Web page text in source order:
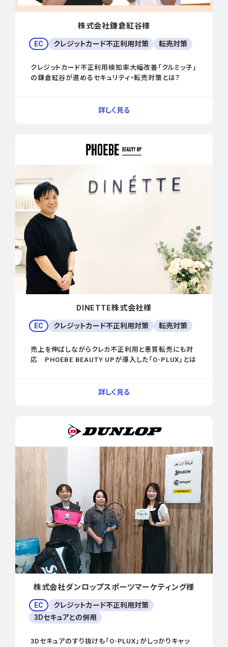
株式会社鎌倉紅谷様
EC クレジットカード不正利用対策 転売対策
クレジットカード不正利用検知率大幅改善「クルミッ子」
の鎌倉紅谷が進めるセキュリティ・転売対策とは？
DINETTE株式会社様
EC クレジットカード不正利用対策 転売対策
売上を伸ばしながらクレカ不正利用と悪質転売にも対
応 PHOEBE BEAUTY UPが導入した「O-PLUX」とは
株式会社ダンロップスポーツマーケティング様
EC
クレジットカード不正利用対策
3Dセキュアとの併用
3Dセキュアのすり抜けも「O-PLUX」がしっかりキャッ